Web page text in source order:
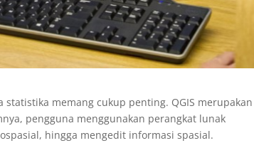
memang cukup penting. QGIS merupakan
pengguna menggunakan perangkat lunak
hingga mengedit informasi spasial.